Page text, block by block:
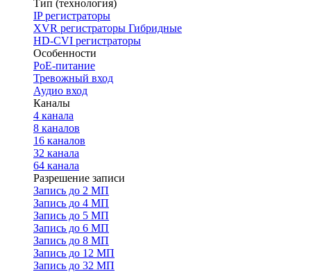
Тип (технология)
IP регистраторы
XVR регистраторы Гибридные
HD-CVI регистраторы
Особенности
PoE-питание
Тревожный вход
Аудио вход
Каналы
4 канала
8 каналов
16 каналов
32 канала
64 канала
Разрешение записи
Запись до 2 МП
Запись до 4 МП
Запись до 5 МП
Запись до 6 МП
Запись до 8 МП
Запись до 12 МП
Запись до 32 МП